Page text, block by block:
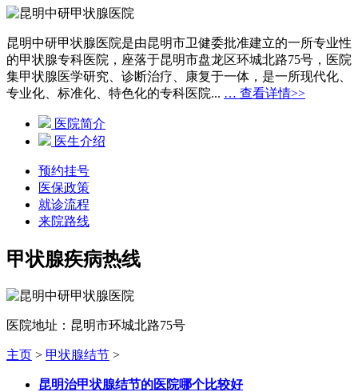
昆明中研甲状腺医院是由昆明市卫健委批准建立的一所专业性
的甲状腺专科医院，座落于昆明市盘龙区环城北路75号，医院
集甲状腺医学研究、诊断治疗、康复于一体，是一所现代化、
专业化、标准化、特色化的专科医院... … 查看详情>>
医院简介
医生介绍
预约挂号
医保政策
就诊流程
来院路线
甲状腺疾病热线
医院地址：昆明市环城北路75号
主页 > 甲状腺结节 >
昆明治甲状腺结节的医院哪个比较好